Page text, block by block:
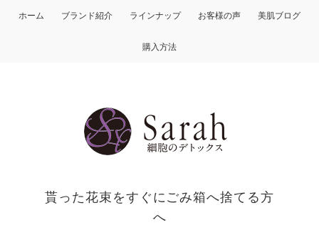
ホーム ブランド紹介 ラインナップ お客様の声 美肌ブログ
購入方法
貰った花束をすぐにごみ箱へ捨てる方
へ